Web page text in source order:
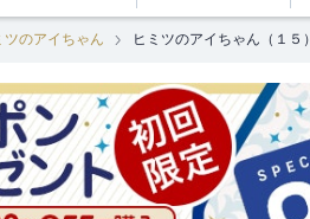
ツのアイちゃん ヒミツのアイちゃん（１５）